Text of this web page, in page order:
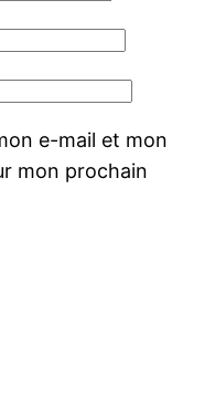
e-mail et mon
mon prochain